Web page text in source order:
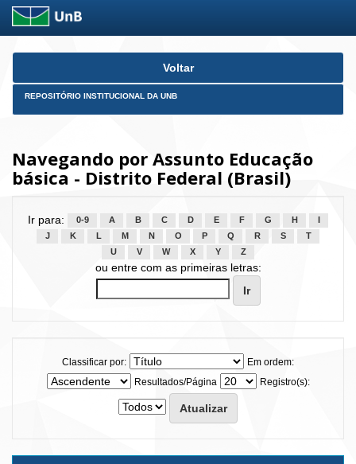
Skip
Voltar
REPOSITÓRIO INSTITUCIONAL DA UNB
Navegando por Assunto Educação
básica - Distrito Federal (Brasil)
Ir para: 0-9 A B C D E F G H
J
K L M N O P Q R S
T
U
V W X Y Z
ou entre com as primeiras letras:
Classificar por:
Em ordem:
Resultados/Página
Registro(s):